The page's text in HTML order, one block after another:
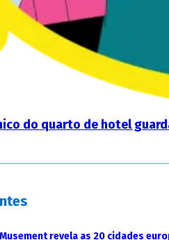
do quarto de hotel
revela as 20 cidades